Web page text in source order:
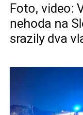
Foto, video:
nehoda na
srazily dva